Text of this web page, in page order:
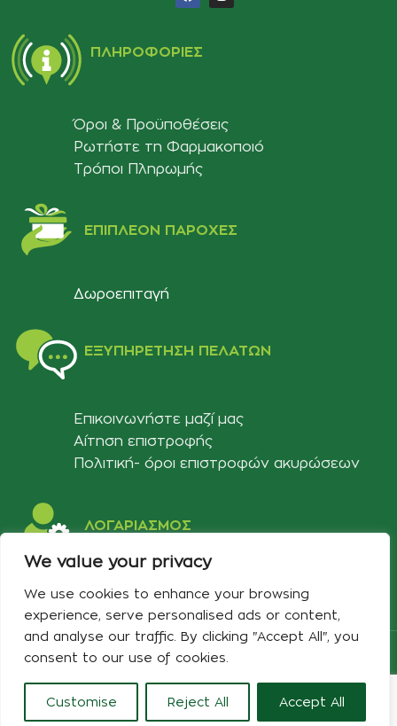
We value your privacy
We use cookies to enhance your browsing
experience, serve personalised ads or content,
and analyse our traffic. By clicking "Accept All", you
consent to our use of cookies.
Customise Reject All Accept All
ΠΛΗΡΟΦΟΡΊΕΣ
Όροι & Προϋποθέσεις
Ρωτήστε τη Φαρμακοποιό
Τρόποι Πληρωμής
ΕΠΙΠΛΈΟΝ ΠΑΡΟΧΈΣ
Δωροεπιταγή
ΕΞΥΠΗΡΈΤΗΣΗ ΠΕΛΑΤΏΝ
Επικοινωνήστε μαζί μας
Αίτηση επιστροφής
Πολιτική- όροι επιστροφών ακυρώσεων
ΛΟΓΑΡΙΑΣΜΟΣ
Στοιχεία λογαριασμού
Λίστα αγαπημένων
Copyright 2024 Developed & Designed byBest Cybernetics
0